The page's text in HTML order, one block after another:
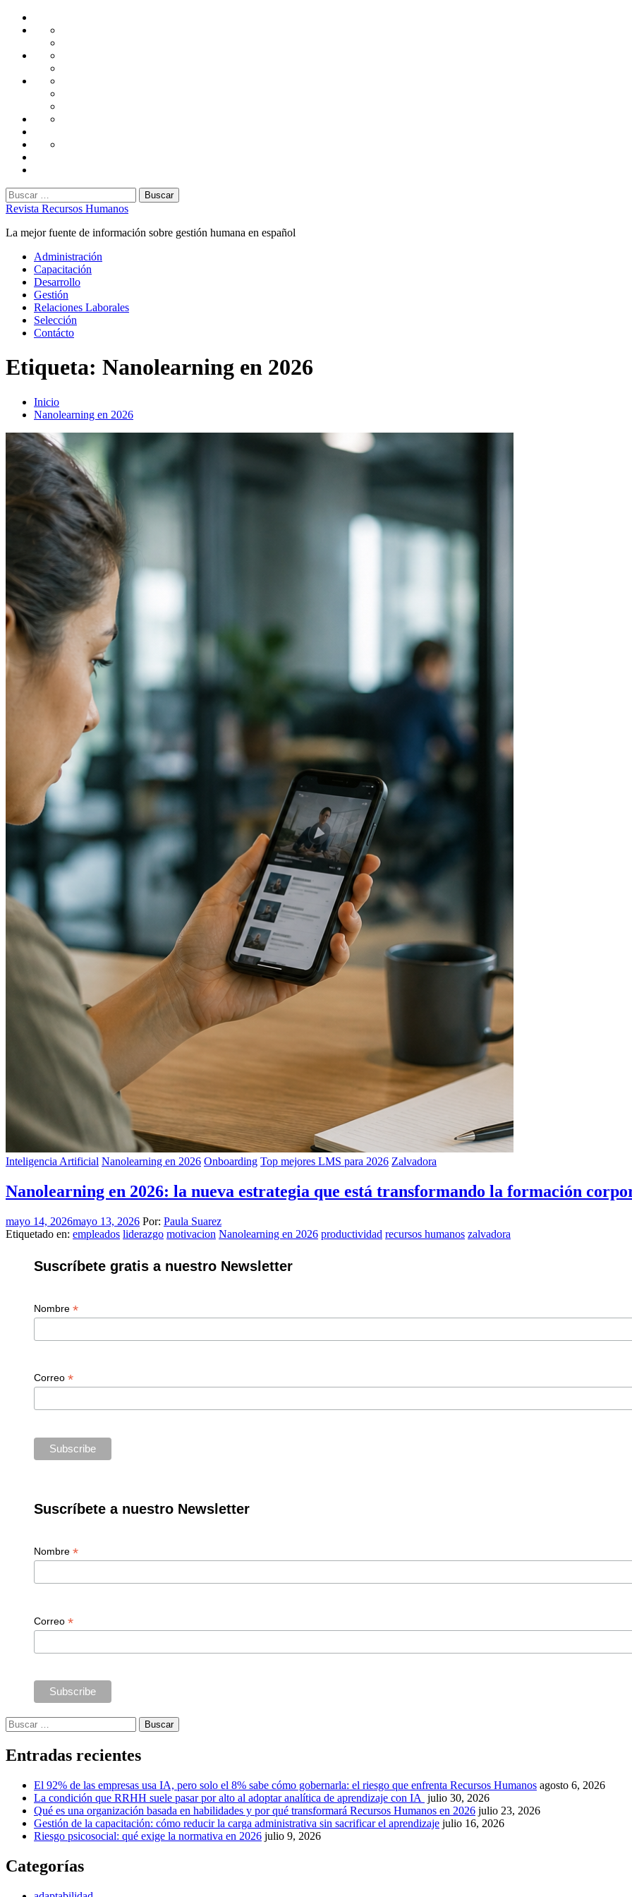
Saltar
Administración
Capacitación
Desarrollo
Gestión
Laborales
Selección
Buscar:
Revista Recursos Humanos
La mejor fuente de información sobre gestión humana en español
Menú
principal
Administración
Capacitación
Desarrollo
Gestión
Relaciones Laborales
Selección
Contácto
Etiqueta: Nanolearning en 2026
Inicio
Nanolearning en 2026
Inteligencia Artificial Nanolearning en 2026 Onboarding Top mejores LMS para 2026 Zalvadora
Nanolearning en 2026: la nueva estrategia que está transformando la formación
mayo 14, 2026mayo 13, 2026 Por: Paula Suarez
Etiquetado en: empleados liderazgo motivacion Nanolearning en 2026 productividad recursos humanos zalvadora
Suscríbete gratis a nuestro Newsletter
Nombre *
Correo *
Suscríbete a nuestro Newsletter
Nombre *
Correo *
Buscar:
Entradas recientes
El 92% de las empresas usa IA, pero solo el 8% sabe cómo gobernarla: el riesgo que enfrenta Recursos Humanos agosto 6, 2026
La condición que RRHH suele pasar por alto al adoptar analítica de aprendizaje con IA julio 30, 2026
Qué es una organización basada en habilidades y por qué transformará Recursos Humanos en 2026 julio 23, 2026
Gestión de la capacitación: cómo reducir la carga administrativa sin sacrificar el aprendizaje julio 16, 2026
Riesgo psicosocial: qué exige la normativa en 2026 julio 9, 2026
Categorías